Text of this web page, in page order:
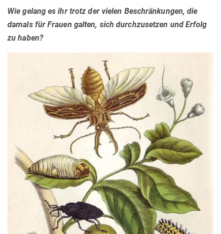
Wie gelang es ihr trotz der vielen Beschränkungen, die
damals für Frauen galten, sich durchzusetzen und Erfolg
zu haben?